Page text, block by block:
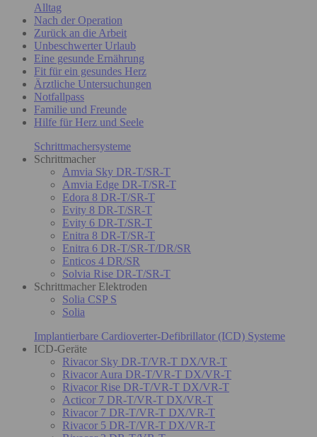
Alltag
Nach der Operation
Zurück an die Arbeit
Unbeschwerter Urlaub
Eine gesunde Ernährung
Fit für ein gesundes Herz
Ärztliche Untersuchungen
Notfallpass
Familie und Freunde
Hilfe für Herz und Seele
Schrittmachersysteme
Schrittmacher
Amvia Sky DR-T/SR-T
Amvia Edge DR-T/SR-T
Edora 8 DR-T/SR-T
Evity 8 DR-T/SR-T
Evity 6 DR-T/SR-T
Enitra 8 DR-T/SR-T
Enitra 6 DR-T/SR-T/DR/SR
Enticos 4 DR/SR
Solvia Rise DR-T/SR-T
Schrittmacher Elektroden
Solia CSP S
Solia
Implantierbare Cardioverter-Defibrillator (ICD) Systeme
ICD-Geräte
Rivacor Sky DR-T/VR-T DX/VR-T
Rivacor Aura DR-T/VR-T DX/VR-T
Rivacor Rise DR-T/VR-T DX/VR-T
Acticor 7 DR-T/VR-T DX/VR-T
Rivacor 7 DR-T/VR-T DX/VR-T
Rivacor 5 DR-T/VR-T DX/VR-T